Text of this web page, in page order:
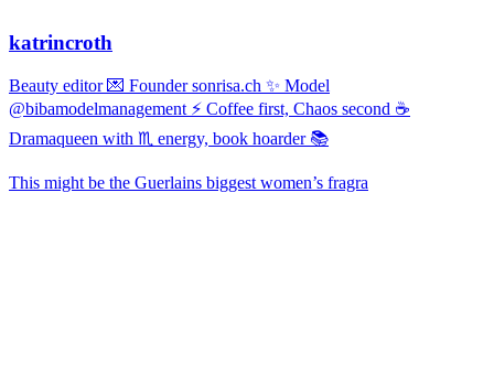
katrincroth
Beauty editor 💌 Founder sonrisa.ch ✨ Model
@bibamodelmanagement ⚡ Coffee first, Chaos second ☕
Dramaqueen with ♏ energy, book hoarder 📚
This might be the Guerlains biggest women’s fragra